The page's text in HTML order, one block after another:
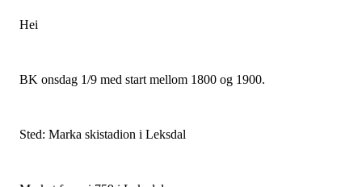
Hei
BK onsdag 1/9 med start mellom 1800 og 1900.
Sted: Marka skistadion i Leksdal